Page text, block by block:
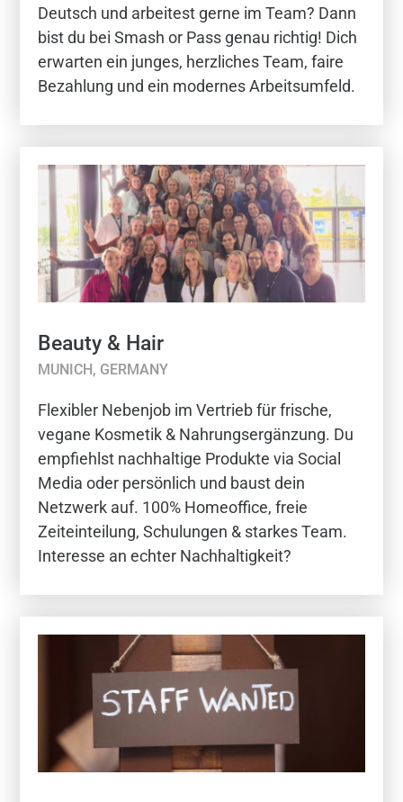
Deutsch und arbeitest gerne im Team? Dann
bist du bei Smash or Pass genau richtig! Dich
erwarten ein junges, herzliches Team, faire
Bezahlung und ein modernes Arbeitsumfeld.
Beauty & Hair
MUNICH, GERMANY
Flexibler Nebenjob im Vertrieb für frische,
vegane Kosmetik & Nahrungsergänzung. Du
empfiehlst nachhaltige Produkte via Social
Media oder persönlich und baust dein
Netzwerk auf. 100% Homeoffice, freie
Zeiteinteilung, Schulungen & starkes Team.
Interesse an echter Nachhaltigkeit?